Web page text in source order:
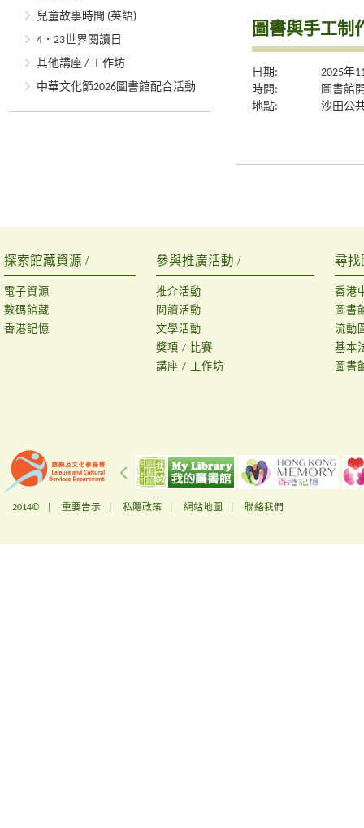
兒童故事時間 (英語)
4．23世界閱讀日
其他講座 / 工作坊
中華文化節2026圖書館配合活動
圖書與手工制
日期:
2025年
時間:
圖書館
地點:
沙田公
探索館藏資源 /
電子資源
數碼館藏
香港記憶
參與推廣活動 /
推介活動
閱讀活動
文學活動
獎項 / 比賽
講座 / 工作坊
尋找
香港
圖書
流動
基本
圖書
2014© | 重要告示 私隱政策 網站地圖 聯絡我們